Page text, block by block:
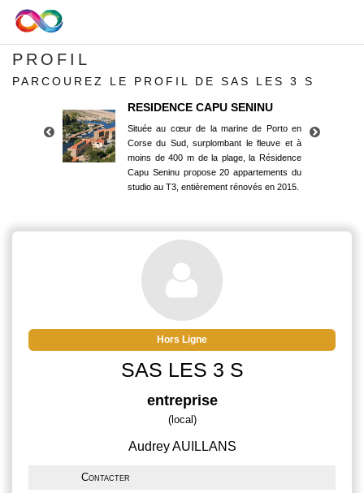
PROFIL
PARCOUREZ LE PROFIL DE SAS LES 3 S
RESIDENCE CAPU SENINU
Située au cœur de la marine de Porto en
Corse du Sud, surplombant le fleuve et à
moins de 400 m de la plage, la Résidence
Capu Seninu propose 20 appartements du
studio au T3, entièrement rénovés en 2015.
Corse du Sud, surplombant le fleuve et à
moins de 400 m de la plage, la Résidence
Capu Seninu propose 20 appartements du
studio au T3, entièrement rénovés en 2015.
Hors Ligne
SAS LES 3 S
entreprise
(local)
Audrey AUILLANS
Contacter